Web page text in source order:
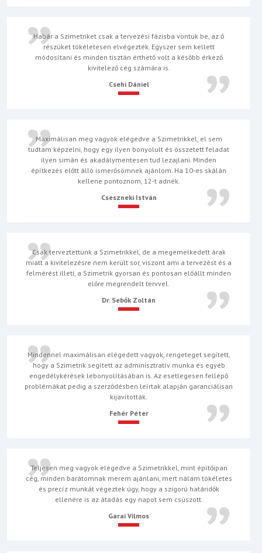
Habár a Szimetriket csak a tervezési fázisba vontuk be, az ő
részüket tökéletesen elvégezték. Egyszer sem kellett
módosítani és minden tisztán érthető volt a később érkező
kivitelező cég számára is.
Csehi Dániel
Maximálisan meg vagyok elégedve a Szimetrikkel, el sem
tudtam képzelni, hogy egy ilyen bonyolult és összetett feladat
ilyen simán és akadálymentesen tud lezajlani. Minden
építkezés előtt álló ismerősömnek ajánlom. Ha 10-es skálán
kellene pontoznom, 12-t adnék.
Cseszneki István
Csak terveztettünk a Szimetrikkel, de a megemelkedett árak
miatt a kivitelezésre nem került sor, viszont ami a tervezést és a
felmérést illeti, a Szimetrik gyorsan és pontosan előállt minden
előre megrendelt tervvel.
Dr. Sebők Zoltán
Mindennel maximálisan elégedett vagyok, rengeteget segített,
hogy a Szimetrik segített az adminisztratív munka és egyéb
engedélykérések lebonyolításában is. Az esetlegesen fellépő
problémákat pedig a szerződésben leírtak alapján garanciálisan
kijavították.
Fehér Péter
Teljesen meg vagyok elégedve a Szimetrikkel, mint építőipari
cég, minden barátomnak merem ajánlani, mert nálam tökéletes
és precíz munkát végeztek úgy, hogy a szigorú határidők
ellenére is az átadás egy napot sem csúszott.
Garai Vilmos